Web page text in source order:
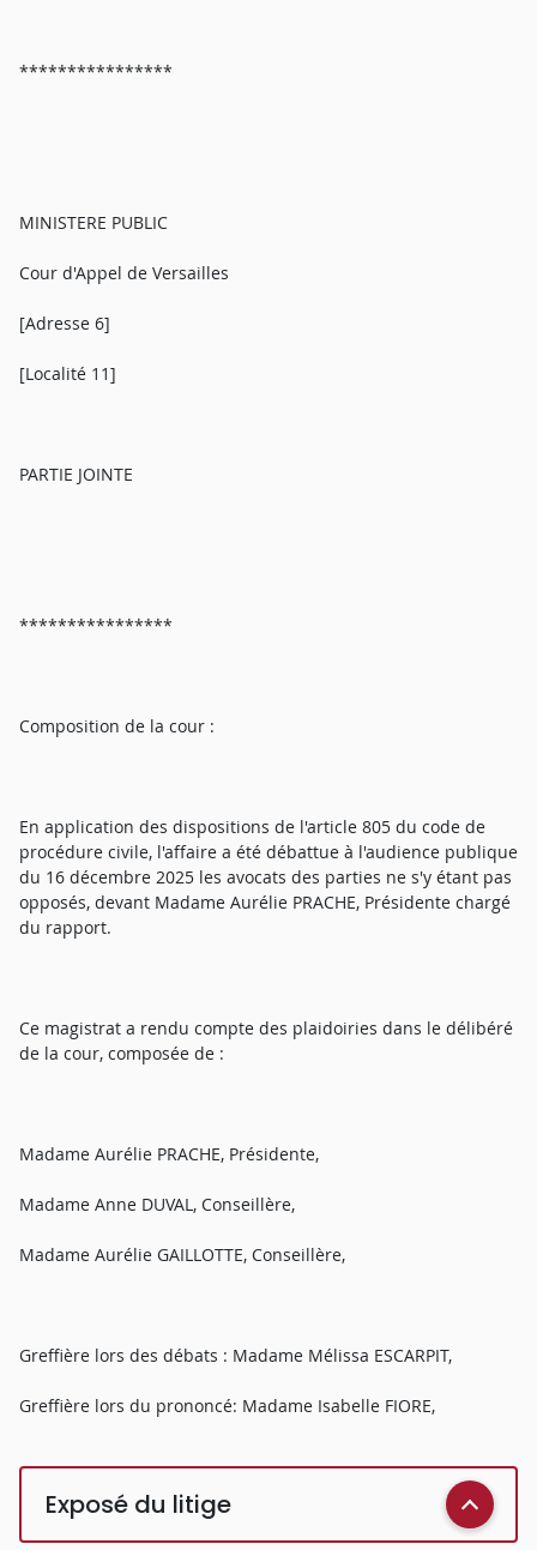
****************
MINISTERE PUBLIC
Cour d'Appel de Versailles
[Adresse 6]
[Localité 11]
PARTIE JOINTE
****************
Composition de la cour :
En application des dispositions de l'article 805 du code de
procédure civile, l'affaire a été débattue à l'audience publique
du 16 décembre 2025 les avocats des parties ne s'y étant pas
opposés, devant Madame Aurélie PRACHE, Présidente chargé
du rapport.
Ce magistrat a rendu compte des plaidoiries dans le délibéré
de la cour, composée de :
Madame Aurélie PRACHE, Présidente,
Madame Anne DUVAL, Conseillère,
Madame Aurélie GAILLOTTE, Conseillère,
Greffière lors des débats : Madame Mélissa ESCARPIT,
Greffière lors du prononcé: Madame Isabelle FIORE,
Exposé du litige